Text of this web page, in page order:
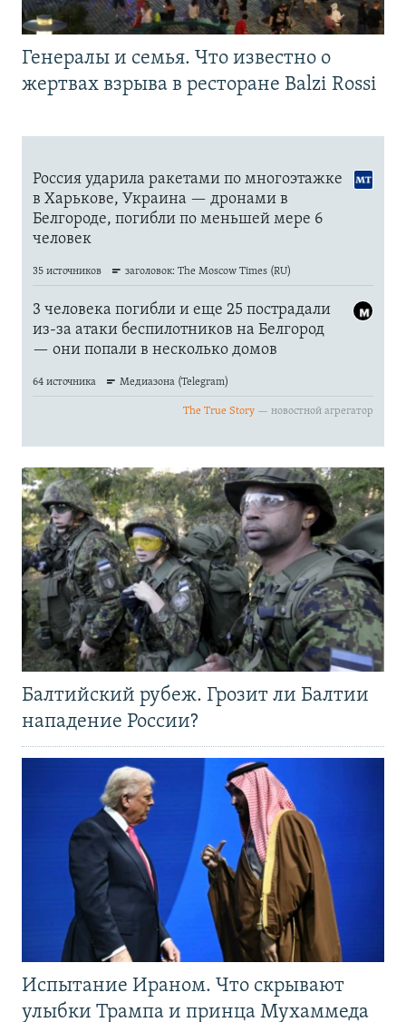
Генералы и семья. Что известно о
жертвах взрыва в ресторане Balzi Rossi
Балтийский рубеж. Грозит ли Балтии
нападение России?
Испытание Ираном. Что скрывают
улыбки Трампа и принца Мухаммеда